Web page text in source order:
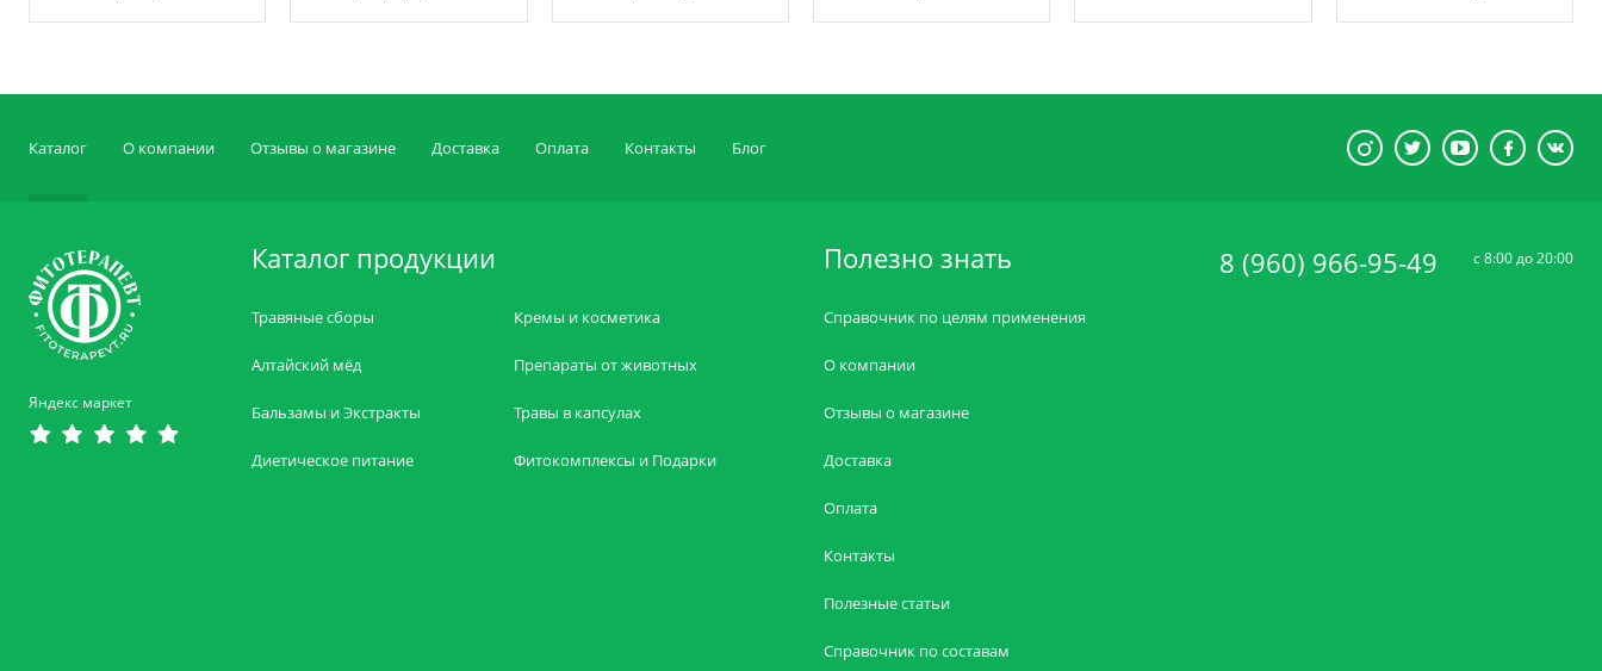
Каталог О компании Отзывы о магазине Доставка Оплата Контакты Блог
Яндекс маркет
Каталог продукции
Травяные сборы
Алтайский мёд
Бальзамы и Экстракты
Диетическое питание
Кремы и косметика
Препараты от животных
Травы в капсулах
Фитокомплексы и Подарки
Полезно знать
Справочник по целям применения
О компании
Отзывы о магазине
Доставка
Оплата
Контакты
Полезные статьи
Справочник по составам
8 (960) 966-95-49 c 8:00 до 20:00